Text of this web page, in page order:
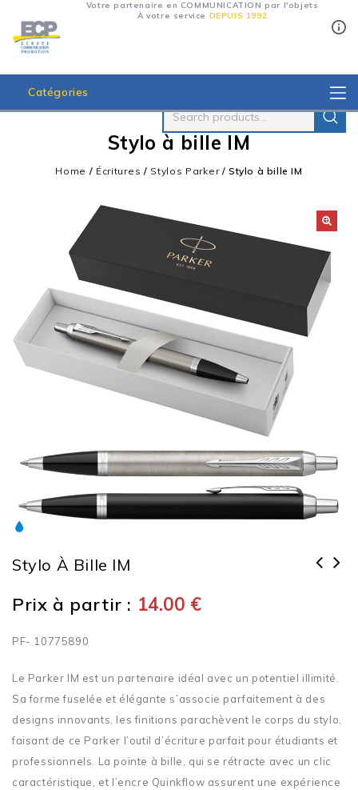
Votre partenaire en COMMUNICATION par l'objets
À votre service DEPUIS 1992
Catégories
Stylo à bille IM
Home / Écritures / Stylos Parker/Stylo à bille IM
Stylo À Bille IM
Prix à partir : 14.00 €
PF- 10775890
Le Parker IM est un partenaire idéal avec un potentiel illimité.
Sa forme fuselée et élégante s’associe parfaitement à des
designs innovants, les finitions parachèvent le corps du stylo,
faisant de ce Parker l’outil d’écriture parfait pour étudiants et
professionnels. La pointe à bille, qui se rétracte avec un clic
caractéristique, et l’encre Quinkflow assurent une expérience